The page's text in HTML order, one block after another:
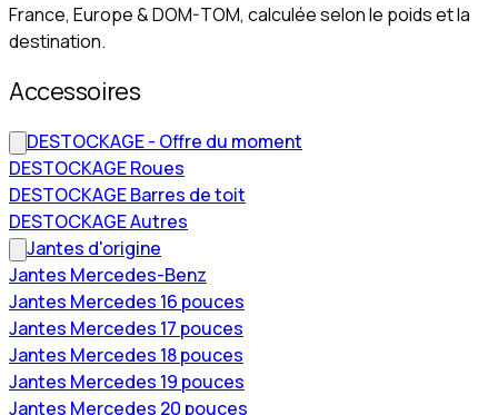
France, Europe & DOM-TOM, calculée selon le poids et la
destination.
Accessoires
DESTOCKAGE - Offre du moment
DESTOCKAGE Roues
DESTOCKAGE Barres de toit
DESTOCKAGE Autres
Jantes d'origine
Jantes Mercedes-Benz
Jantes Mercedes 16 pouces
Jantes Mercedes 17 pouces
Jantes Mercedes 18 pouces
Jantes Mercedes 19 pouces
Jantes Mercedes 20 pouces